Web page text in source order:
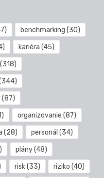
benchmarking (30)
kariéra (45)
(318)
(87)
organizovanie (87)
(28) personál (34)
plány(48)
risk(33) riziko (40)